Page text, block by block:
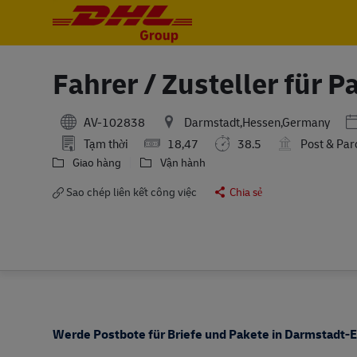
Fahrer / Zusteller für
AV-102838 Darmstadt,Hessen,Germany
Tạm thời
18,47 38.5 Post &
Giao hàng
Vận hành
Sao chép liên kết công việc
Chia sẻ
Werde Postbote für Briefe und Pakete in Darmstadt-